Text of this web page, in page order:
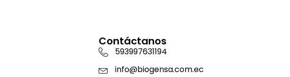
Contáctanos
593997631194
info@biogensa.com.ec